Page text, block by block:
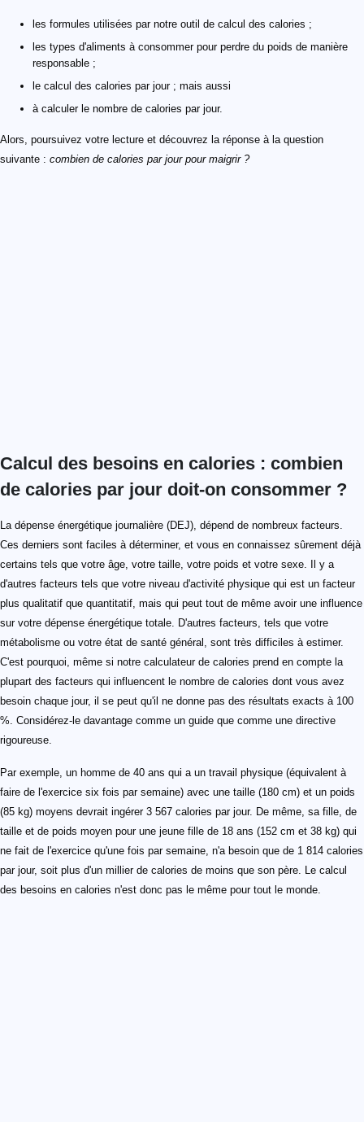
les formules utilisées par notre outil de calcul des calories ;
les types d'aliments à consommer pour perdre du poids de manière
responsable ;
le calcul des calories par jour ; mais aussi
à calculer le nombre de calories par jour.
Alors, poursuivez votre lecture et découvrez la réponse à la question
suivante : combien de calories par jour pour maigrir ?
Calcul des besoins en calories : combien
de calories par jour doit-on consommer ?
La dépense énergétique journalière (DEJ), dépend de nombreux facteurs.
Ces derniers sont faciles à déterminer, et vous en connaissez sûrement déjà
certains tels que votre âge, votre taille, votre poids et votre sexe. Il y a
d'autres facteurs tels que votre niveau d'activité physique qui est un facteur
plus qualitatif que quantitatif, mais qui peut tout de même avoir une influence
sur votre dépense énergétique totale. D'autres facteurs, tels que votre
métabolisme ou votre état de santé général, sont très difficiles à estimer.
C'est pourquoi, même si notre calculateur de calories prend en compte la
plupart des facteurs qui influencent le nombre de calories dont vous avez
besoin chaque jour, il se peut qu'il ne donne pas des résultats exacts à 100
%. Considérez-le davantage comme un guide que comme une directive
rigoureuse.
Par exemple, un homme de 40 ans qui a un travail physique (équivalent à
faire de l'exercice six fois par semaine) avec une taille (180 cm) et un poids
(85 kg) moyens devrait ingérer 3 567 calories par jour. De même, sa fille, de
taille et de poids moyen pour une jeune fille de 18 ans (152 cm et 38 kg) qui
ne fait de l'exercice qu'une fois par semaine, n'a besoin que de 1 814 calories
par jour, soit plus d'un millier de calories de moins que son père. Le calcul
des besoins en calories n'est donc pas le même pour tout le monde.